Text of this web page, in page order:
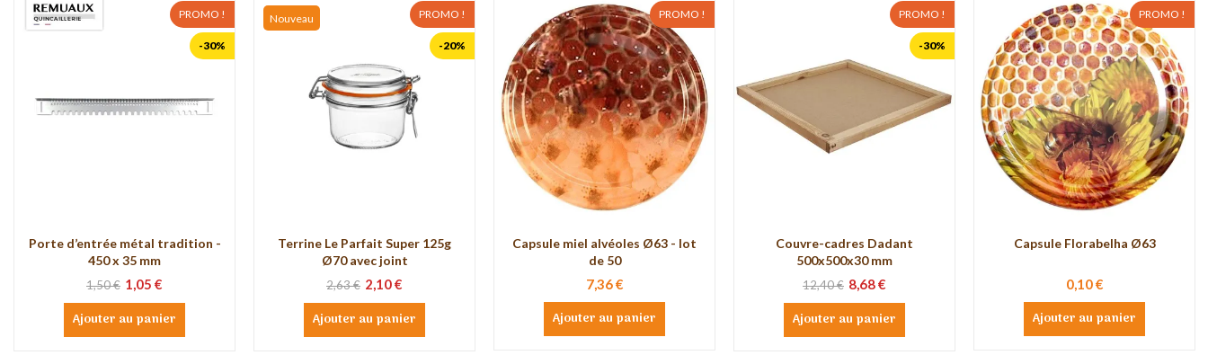
PROMO !
-30%
Porte d’entrée métal tradition -
450 x 35 mm
1,50 € 1,05 €
Ajouter au panier
PROMO !
-20%
Nouveau
Terrine Le Parfait Super 125g
Ø70 avec joint
2,63 € 2,10 €
Ajouter au panier
PROMO !
Capsule miel alvéoles Ø63 - lot
de 50
7,36 €
Ajouter au panier
PROMO !
-30%
Couvre-cadres Dadant
500x500x30 mm
12,40 € 8,68 €
Ajouter au panier
PROMO !
Capsule Florabelha Ø63
0,10 €
Ajouter au panier